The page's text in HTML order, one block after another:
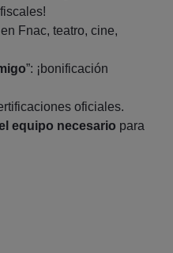
en Fnac, teatro, cine,
”: ¡bonificación
oficiales.
equipo necesario para